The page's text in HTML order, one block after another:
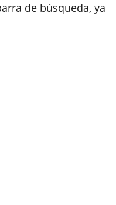
de búsqueda, ya